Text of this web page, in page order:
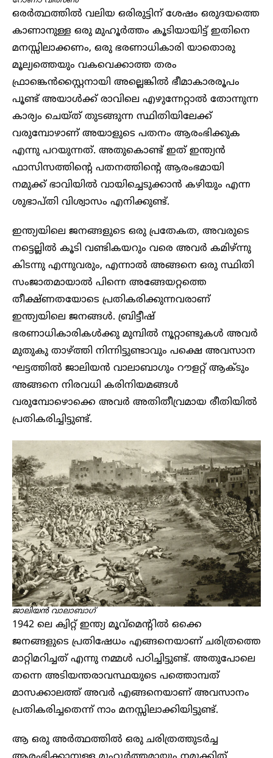
ഒരർത്ഥത്തിൽ വലിയ ഒരിരുട്ടിന് ശേഷം ഒരുദയത്തെ
കാണാനുള്ള ഒരു മുഹൂ‍ർത്തം കൂടിയായിട്ട് ഇതിനെ
മനസ്സിലാക്കണം, ഒരു ഭരണാധികാരി യാതൊരു
മൂല്യത്തെയും വകവെക്കാത്ത തരം
ഫ്രാങ്കെൻസ്റ്റൈനായി അല്ലെങ്കിൽ ഭീമാകാരരൂപം
പൂണ്ട് അയാൾക്ക് രാവിലെ എഴുന്നേറ്റാൽ തോന്നുന്ന
കാര്യം ചെയ്ത് തുടങ്ങുന്ന സ്ഥിതിയിലേക്ക്
വരുമ്പോഴാണ് അയാളുടെ പതനം ആരംഭിക്കുക
എന്നു പറയുന്നത്. അതുകൊണ്ട് ഇത് ഇന്ത്യൻ
ഫാസിസത്തിന്റെ പതനത്തിന്റെ ആരംഭമായി
നമുക്ക് ഭാവിയിൽ വായിച്ചെടുക്കാൻ കഴിയും എന്ന
ശുഭാപ്തി വിശ്വാസം എനിക്കുണ്ട്.
ഇന്ത്യയിലെ ജനങ്ങളുടെ ഒരു പ്രതേകത, അവരുടെ
നട്ടെല്ലിൽ കൂടി വണ്ടികയറും വരെ അവ‍ർ കമിഴ്ന്നു
കിടന്നു എന്നുവരും, എന്നാൽ അങ്ങനെ ഒരു സ്ഥിതി
സംജാതമായാൽ പിന്നെ അങ്ങേയറ്റത്തെ
തീക്ഷ്ണതയോടെ പ്രതികരിക്കുന്നവരാണ്
ഇന്ത്യയിലെ ജനങ്ങൾ. ബ്രിട്ടീഷ്
ഭരണാധികാരികൾക്കു മുമ്പിൽ നൂറ്റാണ്ടുകൾ അവ‍ർ
മുതുകു താഴ്ത്തി നിന്നിട്ടുണ്ടാവും പക്ഷെ അവസാന
ഘട്ടത്തിൽ ജാലിയൻ വാലാബാഗും റൗളറ്റ് ആക്ടും
അങ്ങനെ നിരവധി കരിനിയമങ്ങൾ
വരുമ്പോഴൊക്കെ അവ‍ർ അതിതീവ്രമായ രീതിയിൽ
പ്രതികരിച്ചിട്ടുണ്ട്.
ജാലിയൻ വാലാബാഗ്
1942 ലെ ക്വിറ്റ് ഇന്ത്യ മൂവ്മെന്റിൽ ഒക്കെ
ജനങ്ങളുടെ പ്രതിഷേധം എങ്ങനെയാണ് ചരിത്രത്തെ
മാറ്റിമറിച്ചത് എന്നു നമ്മൾ പഠിച്ചിട്ടുണ്ട്. അതുപോലെ
തന്നെ അടിയന്തരാവസ്ഥയുടെ പത്തൊമ്പത്
മാസക്കാലത്ത് അവർ എങ്ങനെയാണ് അവസാനം
പ്രതികരിച്ചതെന്ന് നാം മനസ്സിലാക്കിയിട്ടുണ്ട്.
ആ ഒരു അർത്ഥത്തിൽ ഒരു ചരിത്രത്തുടർച്ച